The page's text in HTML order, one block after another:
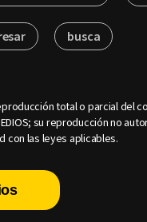
busca
total o parcial del
su reproducción no
con las leyes aplicables.